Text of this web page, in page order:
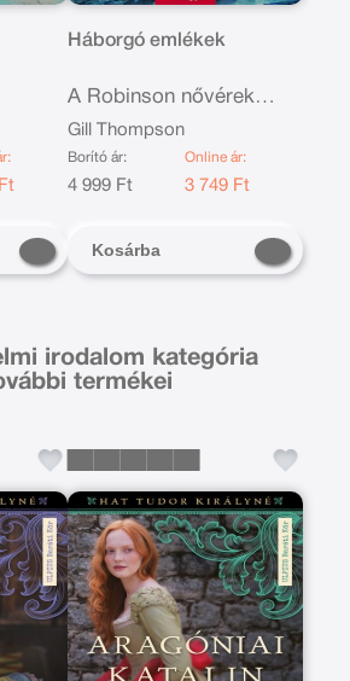
Háborgó emlékek
A Robinson nővérek
megrendítő élete
Gill Thompson
Borító ár:
4 999 Ft
Online ár:
3 749 Ft
Kosárba
irodalom kategória
termékei